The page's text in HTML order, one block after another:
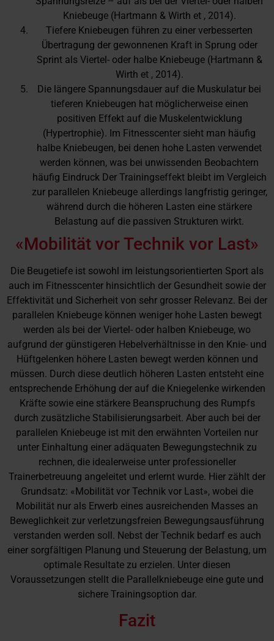
Kniebeuge (Hartmann & Wirth et , 2014).
Tiefere Kniebeugen führen zu einer verbesserten
Übertragung der gewonnenen Kraft in Sprung oder
Sprint als Viertel- oder halbe Kniebeuge (Hartmann &
Wirth et , 2014).
Die längere Spannungsdauer auf die Muskulatur bei
tieferen Kniebeugen hat möglicherweise einen
positiven Effekt auf die Muskelentwicklung
(Hypertrophie). Im Fitnesscenter sieht man häufig
halbe Kniebeugen, bei denen hohe Lasten verwendet
werden können, was bei unwissenden Beobachtern
häufig Eindruck Der Trainingseffekt bleibt im Vergleich
zur parallelen Kniebeuge allerdings langfristig geringer,
während durch die höheren Lasten eine stärkere
Belastung auf die passiven Strukturen wirkt.
«Mobilität vor Technik vor Last»
Die Beugetiefe ist sowohl im leistungsorientierten Sport als
auch im Fitnesscenter hinsichtlich der Gesundheit sowie der
Effektivität und Sicherheit von sehr grosser Relevanz. Bei der
parallelen Kniebeuge können weniger hohe Lasten bewegt
werden als bei der Viertel- oder halben Kniebeuge, wo
aufgrund der günstigeren Hebelverhältnisse in den Knie- und
Hüftgelenken höhere Lasten bewegt werden können und
müssen. Durch diese deutlich höheren Lasten entsteht eine
entsprechende Erhöhung der auf die Kniegelenke wirkenden
Kräfte sowie eine stärkere Beanspruchung des Rumpfs
durch zusätzliche Stabilisierungsarbeit. Aber auch bei der
parallelen Kniebeuge ist mit den erwähnten Vorteilen nur
unter Einhaltung einer adäquaten Bewegungstechnik zu
rechnen, die idealerweise unter professioneller
Trainerbetreuung angeleitet und erlernt wurde. Hier zählt der
Grundsatz: «Mobilität vor Technik vor Last», wobei die
Mobilität nur als Erwerb eines ausreichenden Masses an
Beweglichkeit zur verletzungsfreien Bewegungsausführung
verstanden werden soll. Nebst der Technik bedarf es auch
einer sorgfältigen Planung und Steuerung der Belastung, um
optimale Resultate zu erzielen. Unter diesen
Voraussetzungen stellt die Parallelkniebeuge eine gute und
sichere Trainingsoption dar.
Fazit